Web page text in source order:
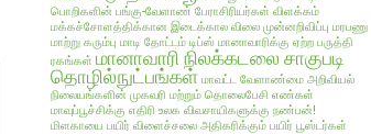
பொறிகளின் பங்கு-வேளாண் பேராசிரியர்கள் விளக்கம்
மக்கச்சோளத்திக்கான இடைக்கால விலை முன்னறிவிப்பு மரபணு
மாற்று கரும்பு மாடி தோட்டம் டிப்ஸ் மானாவாரிக்கு ஏற்ற பருத்தி
ரகங்கள் மானாவாரி நிலக்கடலை சாகுபடி
தொழில்நுட்பங்கள் மாவட்ட வேளாண்மை அறிவியல்
நிலையங்களின் முகவரி மற்றும் தொலைபேசி எண்கள்
மாவுப்பூச்சிக்கு எதிரி உலக விவசாயிகளுக்கு நண்பன்!
மிளகாயை பயிர் விளைச்சலை அதிகரிக்கும் பயிர் பூஸ்டர்கள்